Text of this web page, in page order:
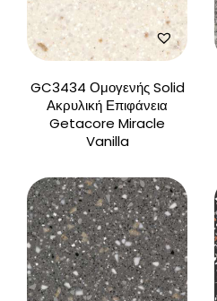
GC3434 Ομογενής Solid
Ακρυλική Επιφάνεια
Getacore Miracle
Vanilla